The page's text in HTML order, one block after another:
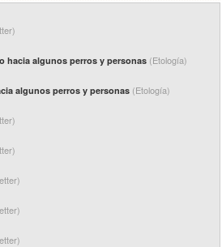
hacia algunos perros y personas (Etología)
algunos perros y personas (Etología)